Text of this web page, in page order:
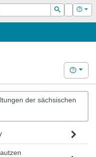
Suchen
Login Hilfe
Hilfe
der sächsischen